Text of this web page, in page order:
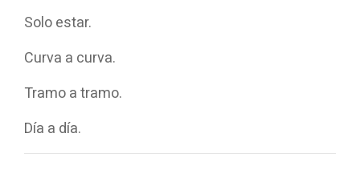
Solo estar.
Curva a curva.
Tramo a tramo.
Día a día.